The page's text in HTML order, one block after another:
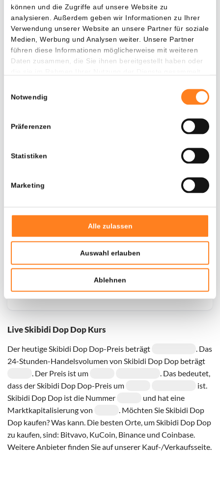
können und die Zugriffe auf unsere Website zu
analysieren. Außerdem geben wir Informationen zu Ihrer
Verwendung unserer Website an unsere Partner für soziale
Medien, Werbung und Analysen weiter. Unsere Partner
führen diese Informationen möglicherweise mit weiteren
Daten zusammen, die Sie ihnen bereitgestellt haben oder
Notwendig
Präferenzen
Statistiken
Marketing
Alle zulassen
Auswahl erlauben
Ablehnen
Live Skibidi Dop Dop Kurs
Der heutige Skibidi Dop Dop-Preis beträgt
. Das
24-Stunden-Handelsvolumen von Skibidi Dop Dop beträgt
. Der Preis ist um
. Das bedeutet,
dass der Skibidi Dop Dop-Preis um
ist.
Skibidi Dop Dop ist die Nummer
und hat eine
Marktkapitalisierung von
. Möchten Sie Skibidi Dop
Dop kaufen? Was kann. Die besten Orte, um Skibidi Dop Dop
zu kaufen, sind: Bitvavo, KuCoin, Binance und Coinbase.
Weitere Anbieter finden Sie auf unserer Kauf-/Verkaufsseite.
Zie hoeveel waarde je vandaag zou hebben als
je dollar-cost averaging had toegepast op
verschillende cryptocurrencies.
Hätte investiert In
$
Door een fout konden er geen gegevens worden
opgehaald, probeer het later opnieuw.